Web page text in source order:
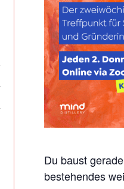
E
N
E
U
R
S
P
R
E
C
Du baust
bestehendes